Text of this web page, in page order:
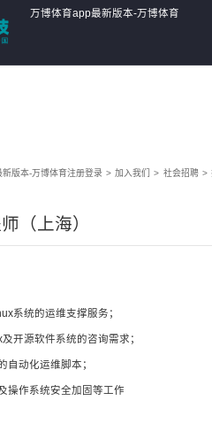
万博体育app最新版本-万博体育
版本-万博体育注册登录 > 加入我们 > 社会招聘 >
（上海）
系统的运维支撑服务；
开源软件系统的咨询需求；
自动化运维脚本；
操作系统安全加固等工作